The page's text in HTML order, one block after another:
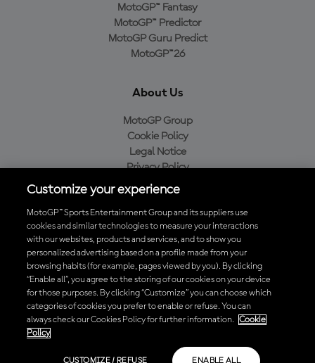
MotoGP™ Fantasy
MotoGP™ Predictor
MotoGP Guru Predict
MotoGP™26
About Us
MotoGP Group
Cookie Policy
Legal Notice
Privacy Policy
Purchase Policy
Baixe o aplicativo oficial da MotoGP™
© 2026 MotoGP Sports Entertainment Group. Todos os direitos
reservados. Todas as marcas registradas pertencem aos seus
respectivos proprietários.
Customize your experience
MotoGP™ Sports Entertainment Group and its suppliers use
cookies and similar technologies to measure your interactions
with our websites, products and services, and to show you
personalized advertising based on a profile made from your
browsing habits (for example, pages viewed by you). By clicking
“Enable all”, you agree to the storing of our cookies on your device
for those purposes. By clicking “Customize” you can choose which
categories of cookies you prefer to enable or refuse. You can
always check our Cookies Policy for further information.
Cookie
Policy
CUSTOMIZE / REFUSE ENABLE ALL